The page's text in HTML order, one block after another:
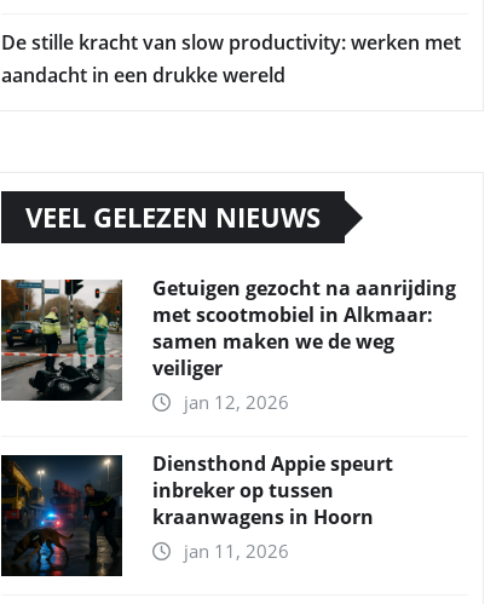
De stille kracht van slow productivity: werken met
aandacht in een drukke wereld
VEEL GELEZEN NIEUWS
Getuigen gezocht na aanrijding
met scootmobiel in Alkmaar:
samen maken we de weg
veiliger
jan 12, 2026
Diensthond Appie speurt
inbreker op tussen
kraanwagens in Hoorn
jan 11, 2026